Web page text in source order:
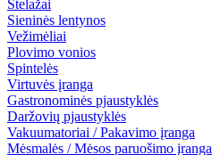
Stelažai
Sieninės lentynos
Vežimėliai
Plovimo vonios
Spintelės
Virtuvės įranga
Gastronominės pjaustyklės
Daržovių pjaustyklės
Vakuumatoriai / Pakavimo įranga
Mėsmalės / Mėsos paruošimo įranga